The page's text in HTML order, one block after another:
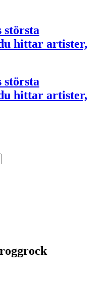
största
hittar artister,
största
hittar artister,